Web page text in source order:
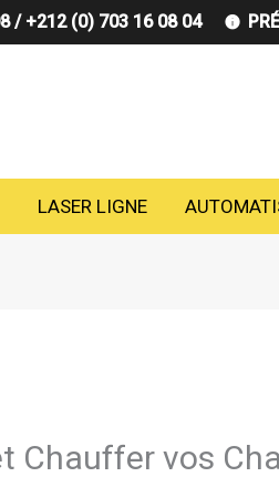
/ +212 (0) 703 16 08 04
LASER LIGNE
Chauffer vos